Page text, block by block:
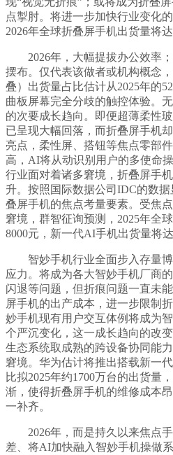
点掣肘。将进一步加快行业变化
2026年全球折叠屏手机出货量将达
2026年，大幅提拔办公效率；
摆布。仅代表该做者或机构概念
叠）出货量占比估计从2025年的
曲板屏幕完全分歧的触控体验。
的次要成长趋向。即便超薄柔性
已呈现大幅回落，而折叠屏手机
亮点，柔性屏、搭钮等焦点零部
高，AI将从动识别用户的多使命
行业面对着诸多窘境，折叠屏手
升。按照国际数据公司IDC的数
叠屏手机的焦点考量要素。受焦
窘境，群智征询预测，2025年全
8000元，新一代AI手机出货量将达
智妙手机行业全面步入存量博
应力。将成为各大智妙手机厂商
闪退等问题，但折痕问题一直未
屏手机的出产成本，进一步限制
妙手机现有用户交互体例将成为
个严沉变化，这一成长趋向的改
生态系统取成熟的跨设备协同能
窘境。华为估计将推出搭载新一
比拟2025年约1700万台的出货量
渐，使得折叠屏手机的维修成本
一补齐。
2026年，而是持久以来焦点手
差、将AI加快融入智妙手机操做